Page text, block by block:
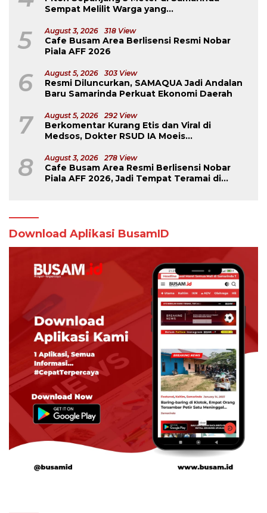
Sempat Melilit Warga yang
5 August 3, 2026 318 View
Cafe Busam Area Berlisensi Resmi Nobar
Piala AFF 2026
6 August 5, 2026 303 View
Resmi Diluncurkan, SAMAQUA Jadi Andalan
Baru Samarinda Perkuat Ekonomi Daerah
7 August 5, 2026 292 View
Berkomentar Kurang Etis dan Viral di
Medsos, Dokter RSUD IA Moeis
8 August 3, 2026 278 View
Cafe Busam Area Resmi Berlisensi Nobar
Piala AFF 2026, Jadi Tempat Teramai di
Download Aplikasi BusamID